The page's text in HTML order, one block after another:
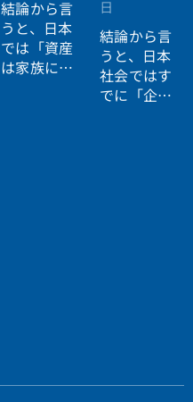
結論から言
うと、日本
では「資産
は家族に引
日
結論から言
うと、日本
社会ではす
でに「企業